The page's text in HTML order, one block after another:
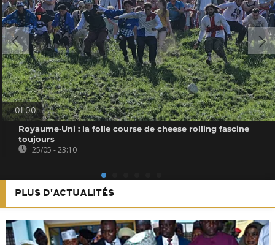
01:00
Royaume‑Uni : la folle course de cheese rolling fascine
toujours
25/05 - 23:10
PLUS D'ACTUALITÉS